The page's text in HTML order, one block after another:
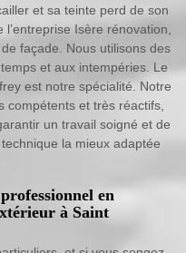
et sa teinte perd de son
Isère rénovation,
façade. Nous utilisons des
et aux intempéries. Le
est notre spécialité. Notre
compétents et très réactifs,
un travail soigné et de
la mieux adaptée
en
à Saint